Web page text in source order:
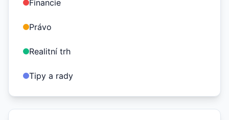
Financie
Právo
Realitní trh
Tipy a rady